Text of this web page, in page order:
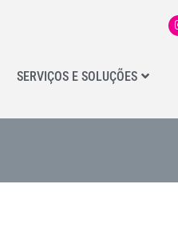
SERVIÇOS E SOLUÇÕES